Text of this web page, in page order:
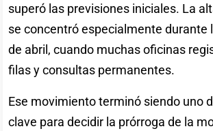
superó las previsiones iniciales. La
se concentró especialmente durante
de abril, cuando muchas oficinas
filas y consultas permanentes.
Ese movimiento terminó siendo uno
clave para decidir la prórroga de la